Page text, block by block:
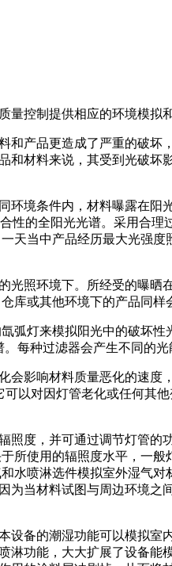
控制提供相应的环境模拟
和产品更造成了严重的破坏
和材料来说，其受到光破坏
环境条件内，材料曝露在阳
性的全阳光光谱。采用合理
天当中产品经历最大光强度
光照环境下。所经受的曝晒
库或其他环境下的产品同样
弧灯来模拟阳光中的破坏
每种过滤器会产生不同的光
会影响材料质量恶化的速度
以对因灯管老化或任何其
照度，并可通过调节灯管的
所使用的辐照度水平，一般
水喷淋选件模拟室外湿气对
为当材料试图与周边环境之
设备的潮湿功能可以模拟室
淋功能，大大扩展了设备能